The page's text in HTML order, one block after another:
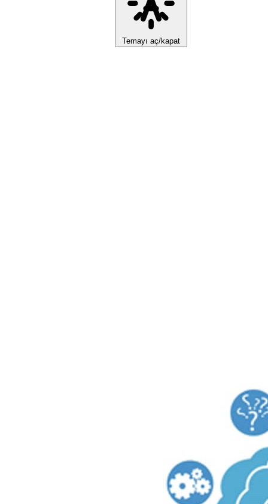
Temayı aç/kapat